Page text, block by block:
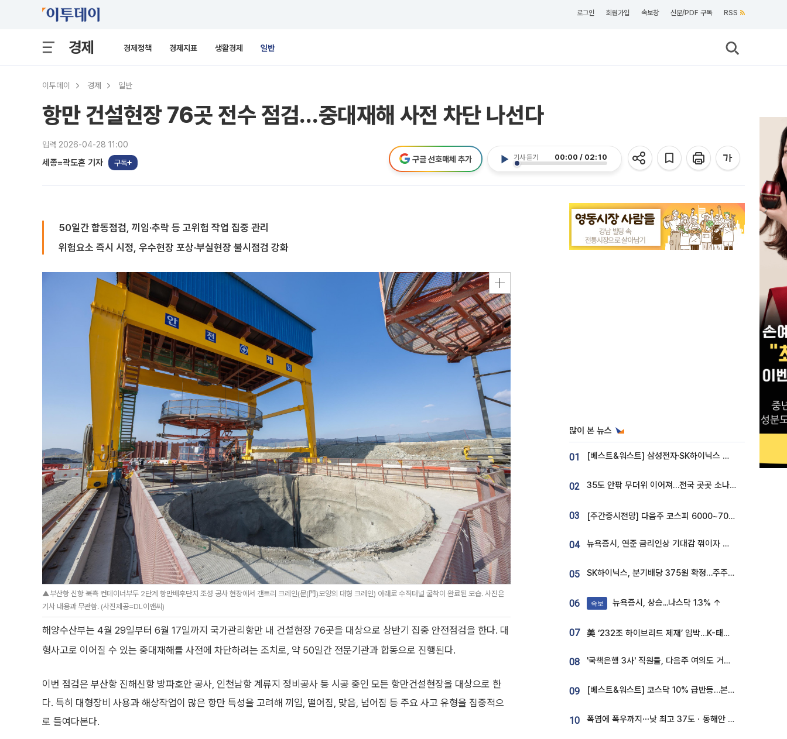
로그인 회원가입 속보창 신문/PDF 구독 RSS
경제 경제정책 경제지표 생활경제 일반
이투데이 경제 일반
항만 건설현장 76곳 전수 점검…중대재해 사전 차단 나선다
입력 2026-04-28 11:00
세종=곽도흔 기자 구독
기사 듣기 00:00 / 02:10
구글 선호매체 추가
50일간 합동점검, 끼임·추락 등 고위험 작업 집중 관리
위험요소 즉시 시정, 우수현장 포상·부실현장 불시점검 강화
▲부산항 신항 북측 컨테이너부두 2단계 항만배후단지 조성 공사 현장에서 갠트리 크레인(문(門)모양의 대형 크레인) 아래로 수직터널 굴착이 완료된 모습. 사진은
기사 내용과 무관함. (사진제공=DL이앤씨)
해양수산부는 4월 29일부터 6월 17일까지 국가관리항만 내 건설현장 76곳을 대상으로 상반기 집중 안전점검을 한다. 대
형사고로 이어질 수 있는 중대재해를 사전에 차단하려는 조치로, 약 50일간 전문기관과 합동으로 진행된다.
이번 점검은 부산항 진해신항 방파호안 공사, 인천남항 계류지 정비공사 등 시공 중인 모든 항만건설현장을 대상으로 한
다. 특히 대형장비 사용과 해상작업이 많은 항만 특성을 고려해 끼임, 떨어짐, 맞음, 넘어짐 등 주요 사고 유형을 집중적으
로 들여다본다.
많이 본 뉴스
01 [베스트&워스트] 삼성전자·SK하이닉스 밀린 한 주…상상인증권은 85% 급등
02 35도 안팎 무더위 이어져…전국 곳곳 소나기 [오늘 날씨]
03 [주간증시전망] 다음주 코스피 6000~7000⋯“外人 수급은 정책이 변수”
04 뉴욕증시, 연준 금리인상 기대감 꺾이자 상승...S&P500 사상 최고치 [종합]
05 SK하이닉스, 분기배당 375원 확정…주주환원책 9월로 앞당겨 발표
06 속보 뉴욕증시, 상승...나스닥 1.3% ↑
07 美 ‘232조 하이브리드 제재’ 임박…K-태양광, 불확실성 털고 날개 다나
08 '국책은행 3사' 직원들, 다음주 여의도 거리 나서는 까닭은
09 [베스트&워스트] 코스닥 10% 급반등…본느, 최대주주 변경 기대에 270% 폭등
10 폭염에 폭우까지⋯낮 최고 37도ㆍ동해안 강한 비 [날씨]